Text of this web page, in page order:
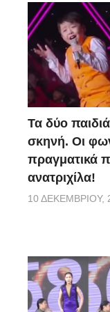
Τα δύο
σκηνή. Οι
πραγματικά
ανατριχίλα!
10 ΔΕΚΕΜΒΡΊΟΥ,